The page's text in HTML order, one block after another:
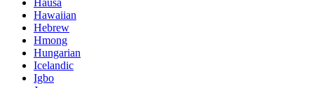
Hawaiian
Hebrew
Hmong
Hungarian
Icelandic
Igbo